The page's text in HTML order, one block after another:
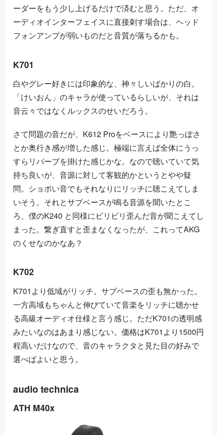
ーダーをもう少し上げるだけで済むと思う。ただ、オ
ーディオインターフェイスに直接刺す場合は、ヘッド
フォンアンプが弱いものだと音質が落ちるかも。
K701
白やグレー好きには印象的な、神々しいばかりの白。
「けいおん」のキャラが使っているらしいが、それは
音云々ではなくルックスのせいだろう。
さて問題の音だが、K612 Proをベースにより艶っぽさ
とか奥行き感が増した感じ。極端に言えば全体にうっ
すらリバーブを掛けた感じかな。なので聴いていて気
持ち良いが、音源に対して客観的かというとやや疑
問。ショボい音でもそれなりにリッチに聴こえてしま
いそう。それとサブベースが鳴る音源を聞いたとこ
ろ、僕のK240 と同様にビリビリ歪んだ音が聞こえてし
まった。繋ぎ直すと歪まなくなったが、これってAKG
のくせなのかなあ？
K702
K701より低域がリッチ。サブベースの歪も無かった。
一方高域もちゃんと伸びていて音楽をリッチに聴かせ
る高級オーディオ仕様と言う感じ。ただK701の透明感
みたいなのはあまり感じない。価格はK701より1500円
程高いだけなので、音のキャラクタと見た目の好みで
選べばよいと思う。
audio technica
ATH M40x